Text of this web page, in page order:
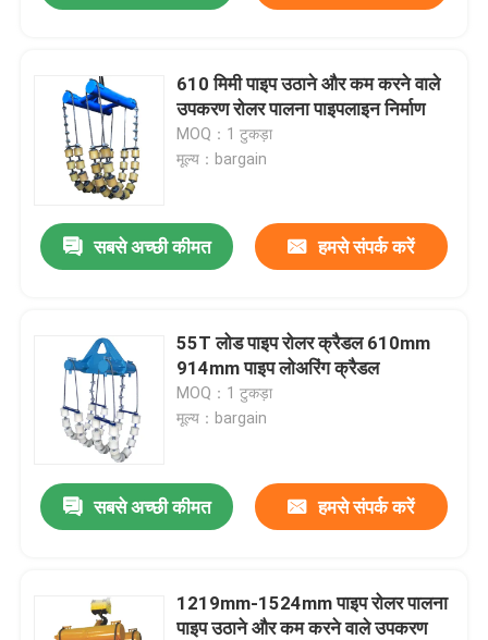
610 मिमी पाइप उठाने और कम करने वाले
उपकरण रोलर पालना पाइपलाइन निर्माण
MOQ：1 टुकड़ा
मूल्य：bargain
सबसे अच्छी कीमत हमसे संपर्क करें
55T लोड पाइप रोलर क्रैडल 610mm
914mm पाइप लोअरिंग क्रैडल
MOQ：1 टुकड़ा
मूल्य：bargain
सबसे अच्छी कीमत हमसे संपर्क करें
1219mm-1524mm पाइप रोलर पालना
पाइप उठाने और कम करने वाले उपकरण